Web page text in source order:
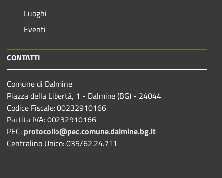
Luoghi
Eventi
CONTATTI
Comune di Dalmine
Piazza della Libertà, 1 - Dalmine (BG) - 24044
Codice Fiscale: 00232910166
Partita IVA: 00232910166
PEC: protocollo@pec.comune.dalmine.bg.it
Centralino Unico: 035/62.24.711